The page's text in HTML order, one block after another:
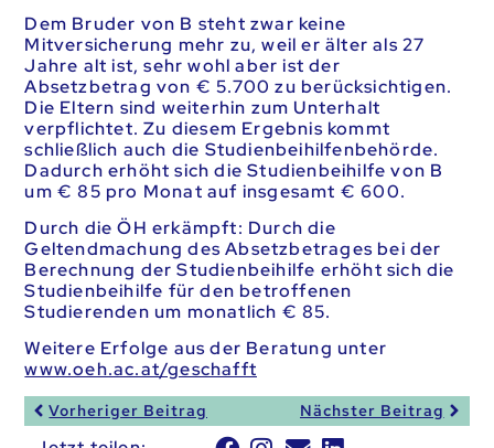
Dem Bruder von B steht zwar keine
Mitversicherung mehr zu, weil er älter als 27
Jahre alt ist, sehr wohl aber ist der
Absetzbetrag von € 5.700 zu berücksichtigen.
Die Eltern sind weiterhin zum Unterhalt
verpflichtet. Zu diesem Ergebnis kommt
schließlich auch die Studienbeihilfenbehörde.
Dadurch erhöht sich die Studienbeihilfe von B
um € 85 pro Monat auf insgesamt € 600.
Durch die ÖH erkämpft: Durch die
Geltendmachung des Absetzbetrages bei der
Berechnung der Studienbeihilfe erhöht sich die
Studienbeihilfe für den betroffenen
Studierenden um monatlich € 85.
Weitere Erfolge aus der Beratung unter
www.oeh.ac.at/geschafft
Vorheriger Beitrag Nächster Beitrag